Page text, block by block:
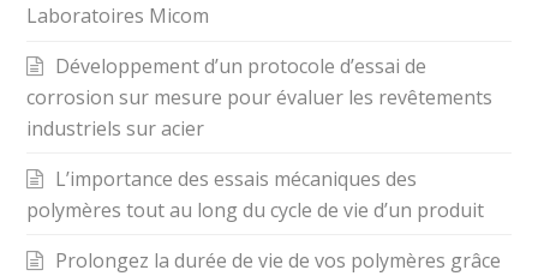
Laboratoires Micom
Développement d’un protocole d’essai de
corrosion sur mesure pour évaluer les revêtements
industriels sur acier
L’importance des essais mécaniques des
polymères tout au long du cycle de vie d’un produit
Prolongez la durée de vie de vos polymères grâce